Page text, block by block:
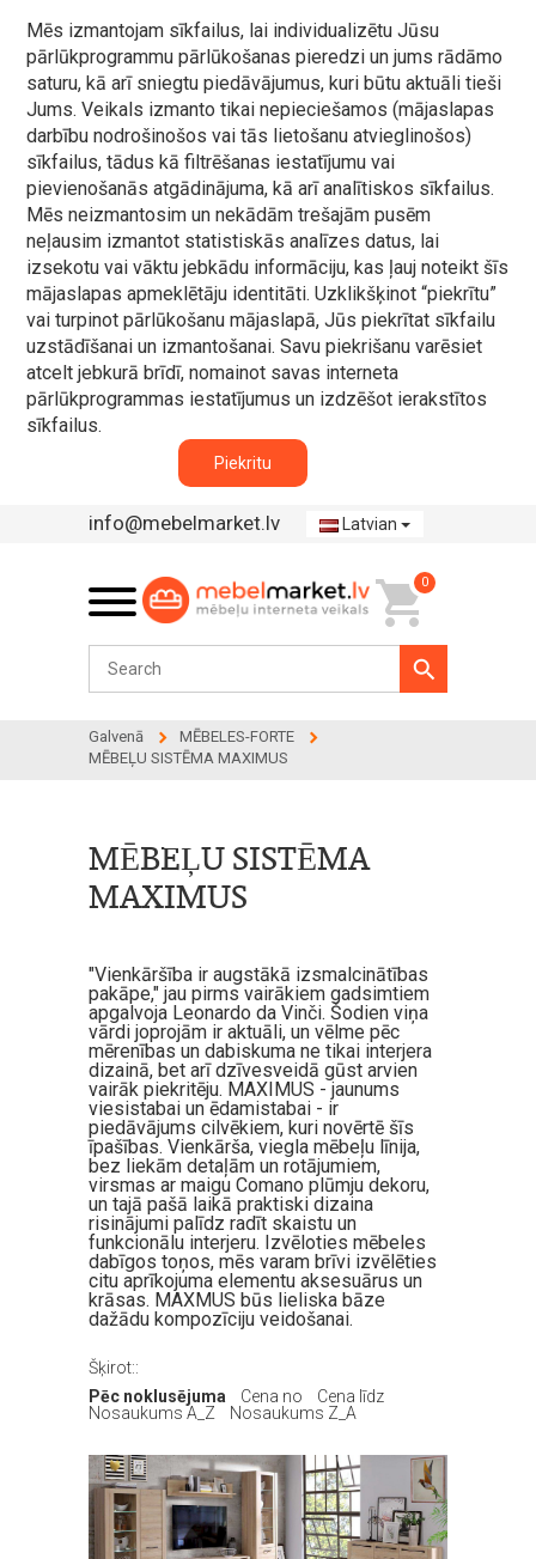
Mēs izmantojam sīkfailus, lai individualizētu Jūsu
pārlūkprogrammu pārlūkošanas pieredzi un jums rādāmo
saturu, kā arī sniegtu piedāvājumus, kuri būtu aktuāli tieši
Jums. Veikals izmanto tikai nepieciešamos (mājaslapas
darbību nodrošinošos vai tās lietošanu atvieglinošos)
sīkfailus, tādus kā filtrēšanas iestatījumu vai
pievienošanās atgādinājuma, kā arī analītiskos sīkfailus.
Mēs neizmantosim un nekādām trešajām pusēm
neļausim izmantot statistiskās analīzes datus, lai
izsekotu vai vāktu jebkādu informāciju, kas ļauj noteikt šīs
mājaslapas apmeklētāju identitāti. Uzklikšķinot “piekrītu”
vai turpinot pārlūkošanu mājaslapā, Jūs piekrītat sīkfailu
uzstādīšanai un izmantošanai. Savu piekrišanu varēsiet
atcelt jebkurā brīdī, nomainot savas interneta
pārlūkprogrammas iestatījumus un izdzēšot ierakstītos
sīkfailus.
Piekritu
info@mebelmarket.lv Latvian
0
Galvenā
MĒBELES-FORTE
MĒBEĻU SISTĒMA MAXIMUS
MĒBEĻU SISTĒMA
MAXIMUS
"Vienkāršība ir augstākā izsmalcinātības
pakāpe," jau pirms vairākiem gadsimtiem
apgalvoja Leonardo da Vinči. Šodien viņa
vārdi joprojām ir aktuāli, un vēlme pēc
mērenības un dabiskuma ne tikai interjera
dizainā, bet arī dzīvesveidā gūst arvien
vairāk piekritēju. MAXIMUS - jaunums
viesistabai un ēdamistabai - ir
piedāvājums cilvēkiem, kuri novērtē šīs
īpašības. Vienkārša, viegla mēbeļu līnija,
bez liekām detaļām un rotājumiem,
virsmas ar maigu Comano plūmju dekoru,
un tajā pašā laikā praktiski dizaina
risinājumi palīdz radīt skaistu un
funkcionālu interjeru. Izvēloties mēbeles
dabīgos toņos, mēs varam brīvi izvēlēties
citu aprīkojuma elementu aksesuārus un
krāsas. MAXMUS būs lieliska bāze
dažādu kompozīciju veidošanai.
Šķirot::
Pēc noklusējuma
Cena no
Cena līdz
Nosaukums A_Z
Nosaukums Z_A